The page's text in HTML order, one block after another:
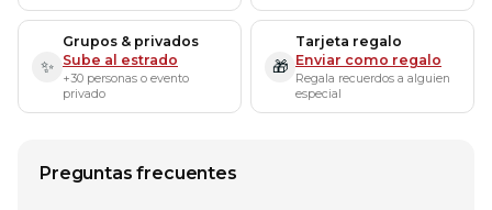
✨
Grupos & privados
Sube al estrado
+30 personas o evento
privado
🎁
Tarjeta regalo
Enviar como regalo
Regala recuerdos a alguien
especial
Preguntas frecuentes